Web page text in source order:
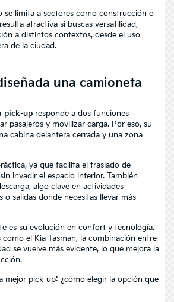
se limita a sectores como construcción o
atractiva si buscas versatilidad,
a distintos contextos, desde el uso
de la ciudad.
una camioneta
pick-up responde a dos funciones
pasajeros y movilizar carga. Por eso, su
cabina delantera cerrada y una zona
ya que facilita el traslado de
invadir el espacio interior. También
algo clave en actividades
o salidas donde necesitas llevar más
es su evolución en confort y tecnología.
como el Kia Tasman, la combinación entre
se vuelve más evidente, lo que mejora la
mejor pick-up: ¿cómo elegir la opción que